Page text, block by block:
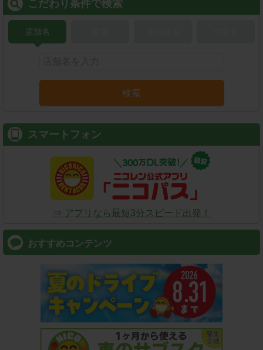
こだわり条件で検索
店舗名
検索
スマートフォン
⇒ アプリなら最短3分スピード出発！
おすすめコンテンツ